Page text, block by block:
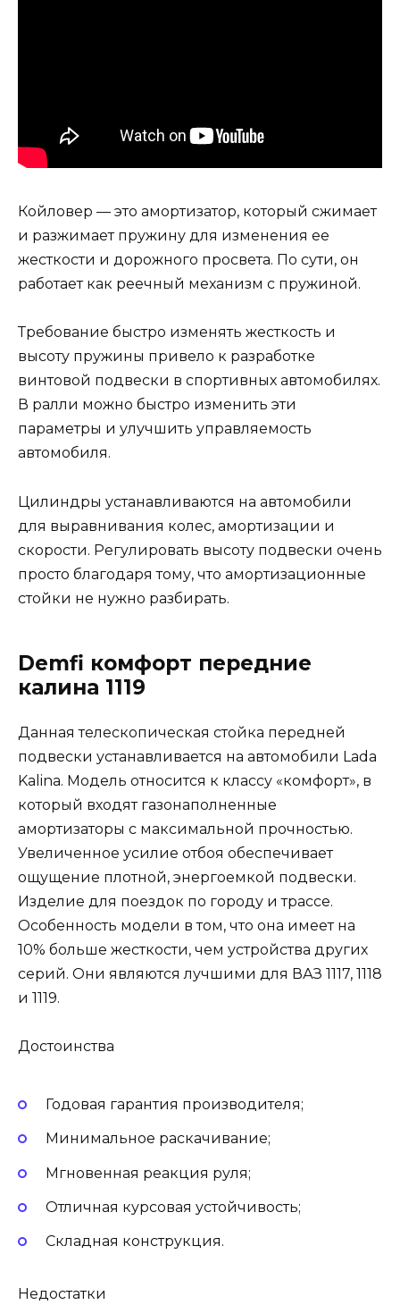
Койловер — это амортизатор, который сжимает
и разжимает пружину для изменения ее
жесткости и дорожного просвета. По сути, он
работает как реечный механизм с пружиной.
Требование быстро изменять жесткость и
высоту пружины привело к разработке
винтовой подвески в спортивных автомобилях.
В ралли можно быстро изменить эти
параметры и улучшить управляемость
автомобиля.
Цилиндры устанавливаются на автомобили
для выравнивания колес, амортизации и
скорости. Регулировать высоту подвески очень
просто благодаря тому, что амортизационные
стойки не нужно разбирать.
Demfi комфорт передние
калина 1119
Данная телескопическая стойка передней
подвески устанавливается на автомобили Lada
Kalina. Модель относится к классу «комфорт», в
который входят газонаполненные
амортизаторы с максимальной прочностью.
Увеличенное усилие отбоя обеспечивает
ощущение плотной, энергоемкой подвески.
Изделие для поездок по городу и трассе.
Особенность модели в том, что она имеет на
10% больше жесткости, чем устройства других
серий. Они являются лучшими для ВАЗ 1117, 1118
и 1119.
Достоинства
Годовая гарантия производителя;
Минимальное раскачивание;
Мгновенная реакция руля;
Отличная курсовая устойчивость;
Складная конструкция.
Недостатки